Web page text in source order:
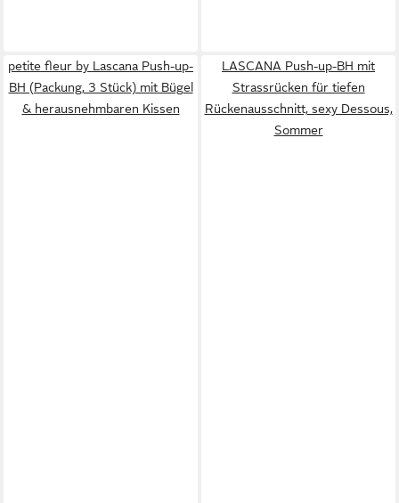
petite fleur by Lascana Push-up-
BH (Packung, 3 Stück) mit Bügel
& herausnehmbaren Kissen
LASCANA Push-up-BH mit
Strassrücken für tiefen
Rückenausschnitt, sexy Dessous,
Sommer